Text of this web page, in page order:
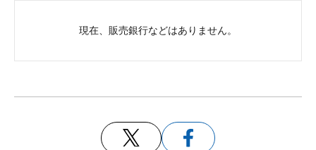
現在、販売銀行などはありません。